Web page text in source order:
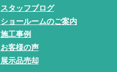
スタッフブログ
ショールームのご案内
施工事例
お客様の声
展示品売却